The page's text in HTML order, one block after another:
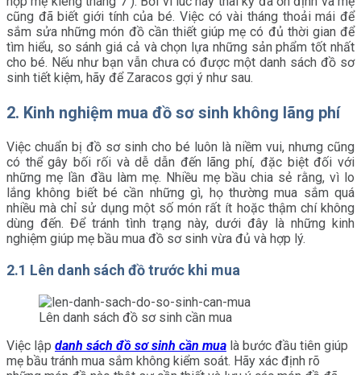
cũng đã biết giới tính của bé. Việc có vài tháng thoải mái để
sắm sửa những món đồ cần thiết giúp mẹ có đủ thời gian để
tìm hiểu, so sánh giá cả và chọn lựa những sản phẩm tốt nhất
cho bé. Nếu như bạn vẫn chưa có được một danh sách đồ sơ
sinh tiết kiệm, hãy để Zaracos gợi ý như sau.
2. Kinh nghiệm mua đồ sơ sinh không lãng phí
Việc chuẩn bị đồ sơ sinh cho bé luôn là niềm vui, nhưng cũng
có thể gây bối rối và dễ dẫn đến lãng phí, đặc biệt đối với
những mẹ lần đầu làm mẹ. Nhiều mẹ bầu chia sẻ rằng, vì lo
lắng không biết bé cần những gì, họ thường mua sắm quá
nhiều mà chỉ sử dụng một số món rất ít hoặc thậm chí không
dùng đến. Để tránh tình trạng này, dưới đây là những kinh
nghiệm giúp mẹ bầu mua đồ sơ sinh vừa đủ và hợp lý.
2.1 Lên danh sách đồ trước khi mua
Lên danh sách đồ sơ sinh cần mua
Việc lập danh sách đồ sơ sinh cần mua là bước đầu tiên giúp
mẹ bầu tránh mua sắm không kiểm soát. Hãy xác định rõ